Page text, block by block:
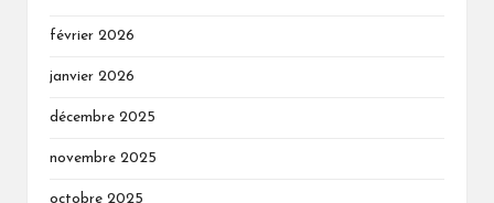
février 2026
janvier 2026
décembre 2025
novembre 2025
octobre 2025